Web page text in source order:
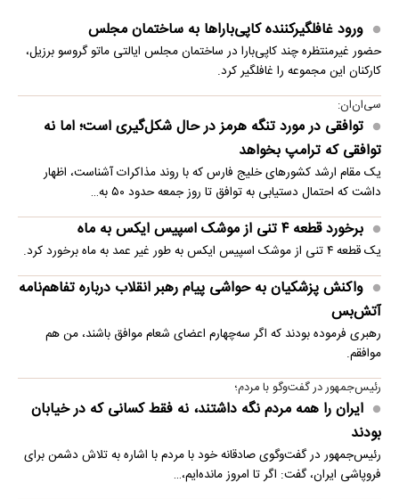
ورود غافلگیرکننده کاپی‌باراها به ساختمان مجلس
حضور غیرمنتظره چند کاپی‌بارا در ساختمان مجلس ایالتی ماتو گروسو برزیل،
کارکنان این مجموعه را غافلگیر کرد.
سی‌ان‌ان:
توافقی در مورد تنگه هرمز در حال شکل‌گیری است؛ اما نه
توافقی که ترامپ بخواهد
یک مقام ارشد کشورهای خلیج فارس که با روند مذاکرات آشناست، اظهار
داشت که احتمال دستیابی به توافق تا روز جمعه حدود ۵۰ به…
برخورد قطعه ۴ تنی از موشک اسپیس ایکس به ماه
یک قطعه ۴ تنی از موشک اسپیس ایکس به طور غیر عمد به ماه برخورد کرد.
واکنش پزشکیان به حواشی پیام رهبر انقلاب درباره تفاهم‌نامه
آتش‌بس
رهبری فرموده بودند که اگر سه‌چهارم اعضای شعام موافق باشند، من هم
موافقم.
رئیس‌جمهور در گفت‌وگو با مردم؛
ایران را همه مردم نگه داشتند، نه فقط کسانی که در خیابان
بودند
رئیس‌جمهور در گفت‌وگوی صادقانه خود با مردم با اشاره به تلاش دشمن برای
فروپاشی ایران، گفت: اگر تا امروز مانده‌ایم،…